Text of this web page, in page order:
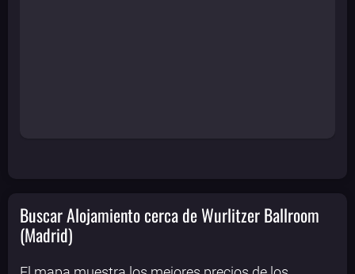
Buscar Alojamiento cerca de Wurlitzer Ballroom
(Madrid)